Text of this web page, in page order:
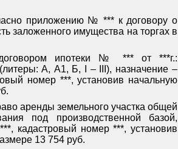
приложению № *** к договору о
заложенного имущества на торгах в
ипотеки № *** от ***г.:
А, А1, Б,
–
), назначение –
номер ***, установив начальную
аренды земельного участка общей
под производственной базой,
кадастровый номер ***, установив
13 754 руб.